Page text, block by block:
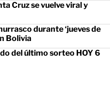
Cruz se vuelve viral y
durante ‘jueves de
Bolivia
del último sorteo HOY 6